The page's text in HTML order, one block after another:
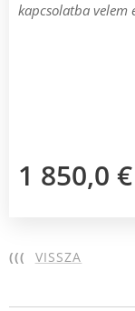
kapcsolatba velem
1 850,0 €
((( VISSZA